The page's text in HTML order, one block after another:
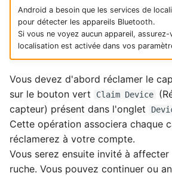
Android a besoin que les services de
pour détecter les appareils Bluetooth.
Si vous ne voyez aucun appareil, assurez-
localisation est activée dans vos
Vous devez d'abord réclamer le
sur le bouton vert
Claim Device
capteur) présent dans l'onglet
Cette opération associera chaque
réclamerez à votre compte.
Vous serez ensuite invité à
ruche. Vous pouvez continuer ou